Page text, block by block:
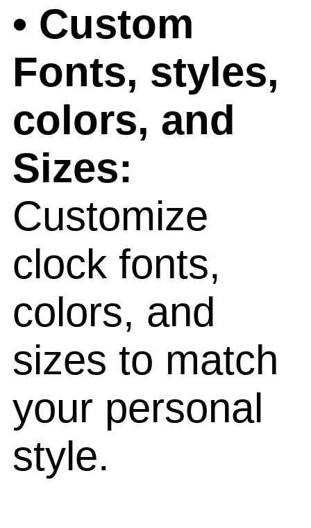
• Custom
Fonts, styles,
colors, and
Sizes:
Customize
clock fonts,
colors, and
sizes to match
your personal
style.